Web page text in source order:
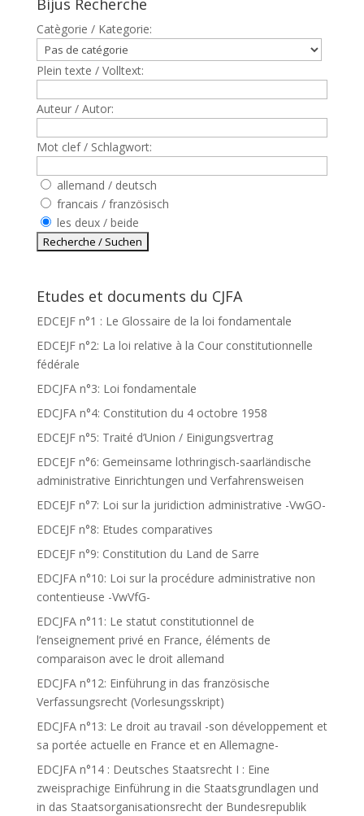
Bijus Recherche
Catègorie / Kategorie:
Plein texte / Volltext:
Auteur / Autor:
Mot clef / Schlagwort:
allemand / deutsch
francais / französisch
les deux / beide
Etudes et documents du CJFA
EDCEJF n°1 : Le Glossaire de la loi fondamentale
EDCEJF n°2: La loi relative à la Cour constitutionnelle
fédérale
EDCJFA n°3: Loi fondamentale
EDCJFA n°4: Constitution du 4 octobre 1958
EDCEJF n°5: Traité d’Union / Einigungsvertrag
EDCEJF n°6: Gemeinsame lothringisch-saarländische
administrative Einrichtungen und Verfahrensweisen
EDCEJF n°7: Loi sur la juridiction administrative -VwGO-
EDCEJF n°8: Etudes comparatives
EDCEJF n°9: Constitution du Land de Sarre
EDCJFA n°10: Loi sur la procédure administrative non
contentieuse -VwVfG-
EDCJFA n°11: Le statut constitutionnel de
l’enseignement privé en France, éléments de
comparaison avec le droit allemand
EDCJFA n°12: Einführung in das französische
Verfassungsrecht (Vorlesungsskript)
EDCJFA n°13: Le droit au travail -son développement et
sa portée actuelle en France et en Allemagne-
EDCJFA n°14 : Deutsches Staatsrecht I : Eine
zweisprachige Einführung in die Staatsgrundlagen und
in das Staatsorganisationsrecht der Bundesrepublik